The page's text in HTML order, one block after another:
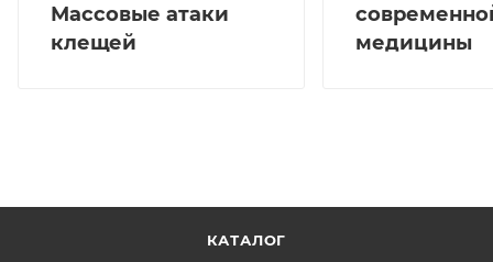
Массовые атаки
клещей
медицины
КАТАЛОГ